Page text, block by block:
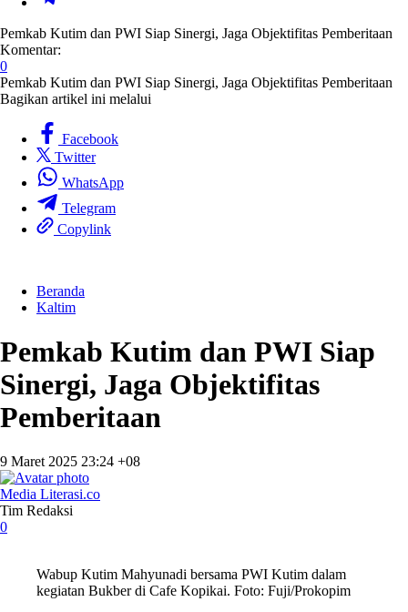
Pemkab Kutim dan PWI Siap Sinergi, Jaga Objektifitas Pemberitaan
Komentar:
0
Pemkab Kutim dan PWI Siap Sinergi, Jaga Objektifitas Pemberitaan
Bagikan artikel ini melalui
Facebook
Twitter
WhatsApp
Telegram
Copylink
Beranda
Kaltim
Pemkab Kutim dan PWI Siap
Sinergi, Jaga Objektifitas
Pemberitaan
9 Maret 2025 23:24 +08
Media Literasi.co
Tim Redaksi
0
Wabup Kutim Mahyunadi bersama PWI Kutim dalam
kegiatan Bukber di Cafe Kopikai. Foto: Fuji/Prokopim